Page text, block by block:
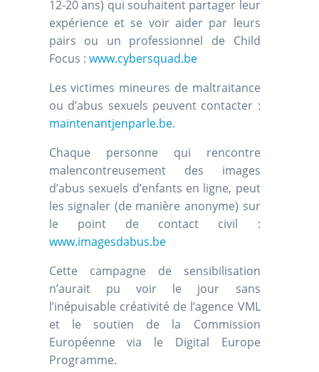
12-20 ans) qui souhaitent partager leur
expérience et se voir aider par leurs
pairs ou un professionnel de Child
Focus : www.cybersquad.be
Les victimes mineures de maltraitance
ou d’abus sexuels peuvent contacter :
maintenantjenparle.be.
Chaque personne qui rencontre
malencontreusement des images
d’abus sexuels d’enfants en ligne, peut
les signaler (de manière anonyme) sur
le point de contact civil :
www.imagesdabus.be
Cette campagne de sensibilisation
n’aurait pu voir le jour sans
l’inépuisable créativité de l’agence VML
et le soutien de la Commission
Européenne via le Digital Europe
Programme.